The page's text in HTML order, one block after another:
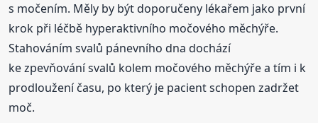
s močením. Měly by být doporučeny lékařem jako první
krok při léčbě hyperaktivního močového měchýře.
Stahováním svalů pánevního dna dochází
ke zpevňování svalů kolem močového měchýře a tím i k
prodloužení času, po který je pacient schopen zadržet
moč.